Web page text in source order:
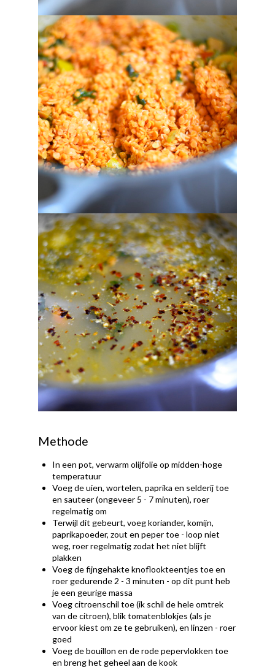
Methode
In een pot, verwarm olijfolie op midden-hoge
temperatuur
Voeg de uien, wortelen, paprika en selderij toe
en sauteer (ongeveer 5 - 7 minuten), roer
regelmatig om
Terwijl dit gebeurt, voeg koriander, komijn,
paprikapoeder, zout en peper toe - loop niet
weg, roer regelmatig zodat het niet blijft
plakken
Voeg de fijngehakte knoflookteentjes toe en
roer gedurende 2 - 3 minuten - op dit punt heb
je een geurige massa
Voeg citroenschil toe (ik schil de hele omtrek
van de citroen), blik tomatenblokjes (als je
ervoor kiest om ze te gebruiken), en linzen - roer
goed
Voeg de bouillon en de rode pepervlokken toe
en breng het geheel aan de kook